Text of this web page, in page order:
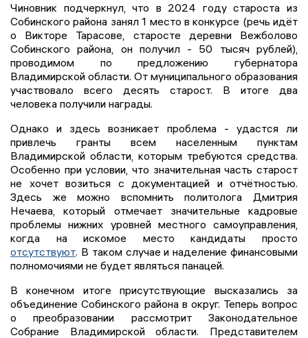
Чиновник подчеркнул, что в 2024 году староста из
Собинского района занял 1 место в конкурсе (речь идёт
о Викторе Тарасове, старосте деревни Вежболово
Собинского района, он получил - 50 тысяч рублей),
проводимом по предложению губернатора
Владимирской области. От муниципального образования
участвовало всего десять старост. В итоге два
человека получили награды.
Однако и здесь возникает проблема - удастся ли
привлечь гранты всем населенным пунктам
Владимирской области, которым требуются средства.
Особенно при условии, что значительная часть старост
не хочет возиться с документацией и отчётностью.
Здесь же можно вспомнить политолога Дмитрия
Нечаева, который отмечает значительные кадровые
проблемы нижних уровней местного самоуправления,
когда на искомое место кандидаты просто
отсутствуют. В таком случае и наделение финансовыми
полномочиями не будет являться панацей.
В конечном итоге присутствующие высказались за
объединение Собинского района в округ. Теперь вопрос
о преобразовании рассмотрит Законодательное
Собрание Владимирской области. Представителем